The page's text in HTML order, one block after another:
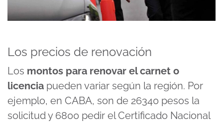
Los precios de renovación
Los montos para renovar el carnet o
licencia pueden variar según la región. Por
ejemplo, en CABA, son de 26340 pesos la
solicitud y 6800 pedir el Certificado Nacional